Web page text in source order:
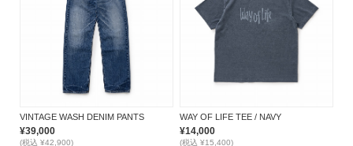
VINTAGE WASH DENIM PANTS
¥39,000
(税込 ¥42,900)
WAY OF LIFE TEE / NAVY
¥14,000
(税込 ¥15,400)